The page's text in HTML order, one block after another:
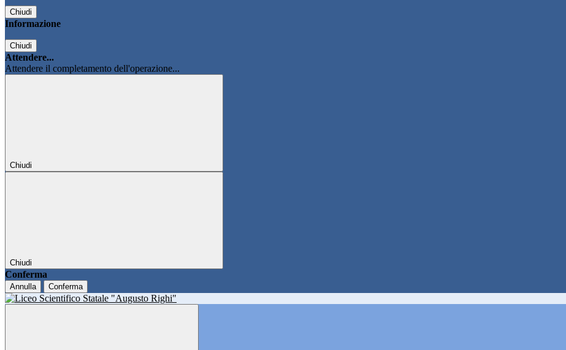
Chiudi
Informazione
Chiudi
Attendere...
Attendere il completamento dell'operazione...
Chiudi
Chiudi
Conferma
Annulla Conferma